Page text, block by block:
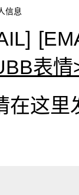
信息
表情
这里